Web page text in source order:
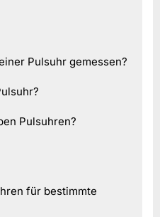
Pulsuhr gemessen?
Pulsuhren?
für bestimmte